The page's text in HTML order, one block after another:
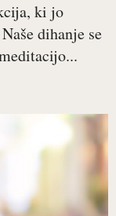
ki jo
dihanje se